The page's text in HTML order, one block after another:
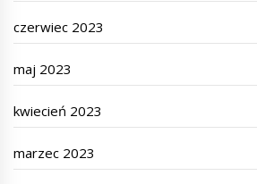
czerwiec 2023
maj 2023
kwiecień 2023
marzec 2023